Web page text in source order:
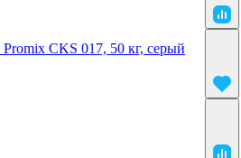
CKS 017, 50 кг, серый